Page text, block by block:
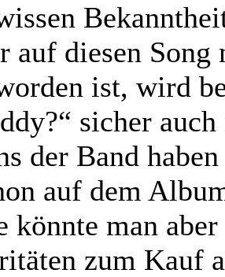
auf diesen
ist, wird
sicher
der Band
auf dem
könnte man
zum Kauf